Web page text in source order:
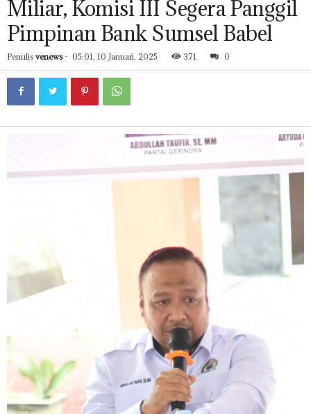
Miliar, Komisi III Segera Panggil
Pimpinan Bank Sumsel Babel
Penulis venews- 05:01, 10 Januari, 2025 371 0